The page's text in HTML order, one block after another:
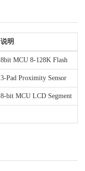
说明
8bit MCU 8-128K Flash
3-Pad Proximity Sensor
8-bit MCU LCD Segment